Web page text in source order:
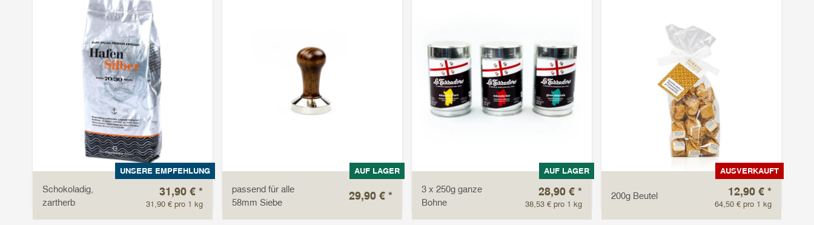
UNSERE EMPFEHLUNG
Schokoladig,
zartherb
31,90 € *
31,90 € pro 1 kg
AUF LAGER
passend für alle
58mm Siebe
29,90 € *
AUF LAGER
3 x 250g ganze
Bohne
28,90 € *
38,53 € pro 1 kg
AUSVERKAUFT
200g Beutel 12,90 € *
64,50 € pro 1 kg